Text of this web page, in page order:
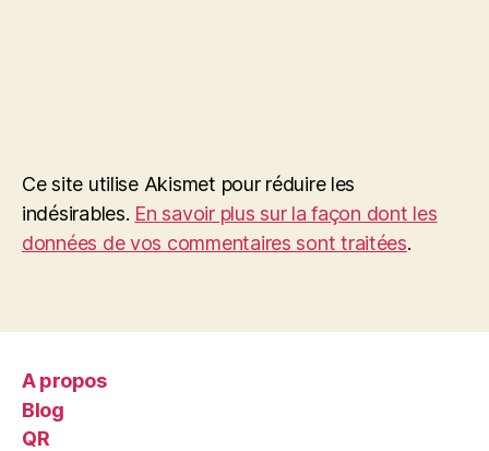
Ce site utilise Akismet pour réduire les
indésirables. En savoir plus sur la façon dont les
données de vos commentaires sont traitées.
A propos
Blog
QR